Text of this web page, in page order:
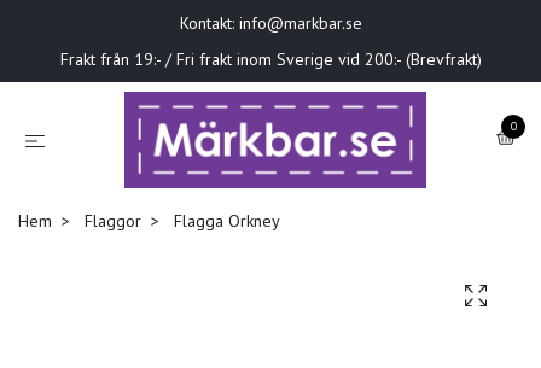
Kontakt: info@markbar.se
Frakt från 19:- / Fri frakt inom Sverige vid 200:- (Brevfrakt)
0
Hem Flaggor Flagga Orkney